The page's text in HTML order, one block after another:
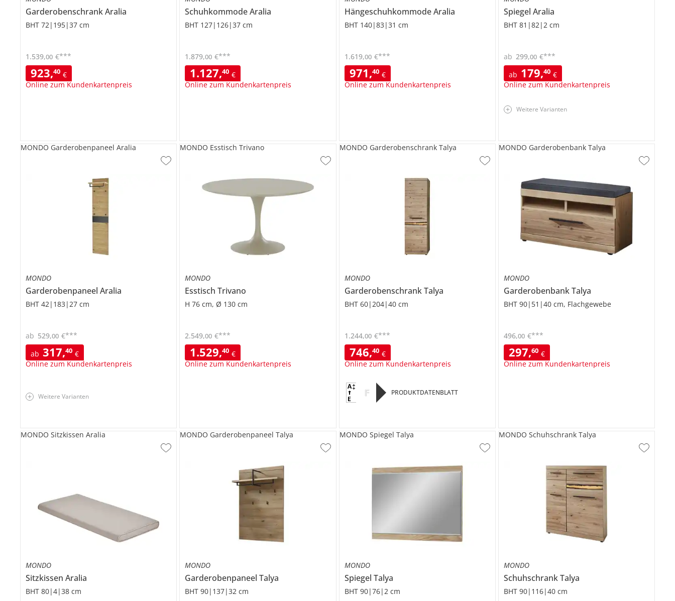
GarderobenschrankAralia
BHT 72|195|37 cm
923,40 €
Online zum Kundenkartenpreis
1.539,00 €***
SchuhkommodeAralia
BHT 127|126|37 cm
1.127,40 €
Online zum Kundenkartenpreis
1.879,00 €***
HängeschuhkommodeAralia
BHT 140|83|31 cm
971,40 €
Online zum Kundenkartenpreis
1.619,00 €***
Spiegel Aralia
BHT 81|82|2 cm
ab 179,40 €
Online zum Kundenkartenpreis
ab 299,00 €***
Weitere Varianten
MONDO
GarderobenpaneelAralia
BHT 42|183|27 cm
ab 317,40 €
Online zum Kundenkartenpreis
ab 529,00 €***
MONDO Garderobenpaneel Aralia
Weitere Varianten
MONDO
EsstischTrivano
H 76 cm, Ø 130 cm
1.529,40 €
Online zum Kundenkartenpreis
2.549,00 €***
MONDO Esstisch Trivano
MONDO
GarderobenschrankTalya
BHT 60|204|40 cm
746,40 €
Online zum Kundenkartenpreis
1.244,00 €***
MONDO Garderobenschrank Talya
F PRODUKTDATENBLATT
MONDO
GarderobenbankTalya
BHT 90|51|40 cm, Flachgewebe
297,60 €
Online zum Kundenkartenpreis
496,00 €***
MONDO Garderobenbank Talya
MONDO
SitzkissenAralia
BHT 80|4|38 cm
MONDO Sitzkissen Aralia
MONDO
GarderobenpaneelTalya
BHT 90|137|32 cm
MONDO Garderobenpaneel Talya
MONDO
Spiegel Talya
BHT 90|76|2 cm
MONDO Spiegel Talya
MONDO
SchuhschrankTalya
BHT 90|116|40 cm
MONDO Schuhschrank Talya